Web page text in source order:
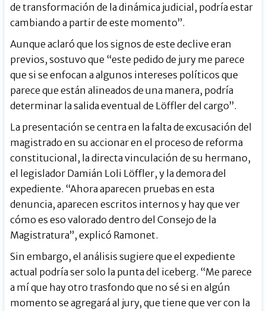
de transformación de la dinámica judicial, podría estar
cambiando a partir de este momento”.
Aunque aclaró que los signos de este declive eran
previos, sostuvo que “este pedido de jury me parece
que si se enfocan a algunos intereses políticos que
parece que están alineados de una manera, podría
determinar la salida eventual de Löffler del cargo”.
La presentación se centra en la falta de excusación del
magistrado en su accionar en el proceso de reforma
constitucional, la directa vinculación de su hermano,
el legislador Damián Loli Löffler, y la demora del
expediente. “Ahora aparecen pruebas en esta
denuncia, aparecen escritos internos y hay que ver
cómo es eso valorado dentro del Consejo de la
Magistratura”, explicó Ramonet.
Sin embargo, el análisis sugiere que el expediente
actual podría ser solo la punta del iceberg. “Me parece
a mí que hay otro trasfondo que no sé si en algún
momento se agregará al jury, que tiene que ver con la